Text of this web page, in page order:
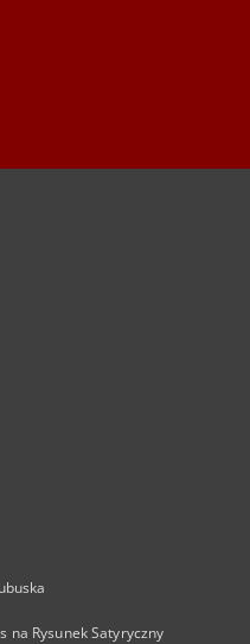
na Rysunek Satyryczny